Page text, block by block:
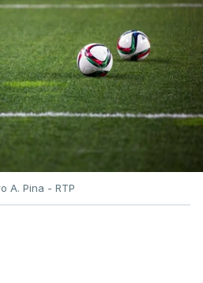
realiza-se a meio da 87ª
interrupção do hábito de
o 'crono', que vigorava
2016.
Volta a Portugal. Nova
Camisola Amarela dilata
A. Pina - RTP